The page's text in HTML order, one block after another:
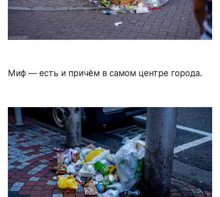
Миф — есть и причём в самом центре города.